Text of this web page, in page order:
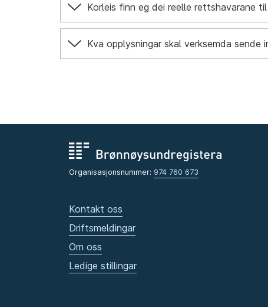
Korleis finn eg dei reelle rettshavarane
Kva opplysningar skal verksemda sende
Organisasjonsnummer: 974 760 673
Kontakt oss
Driftsmeldingar
Om oss
Ledige stillingar